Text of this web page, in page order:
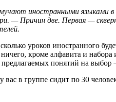
иностранными языками в
— Причин две. Первая —
уроков иностранного
ничего, кроме алфавита и
понятий на
в группе сидит по 30